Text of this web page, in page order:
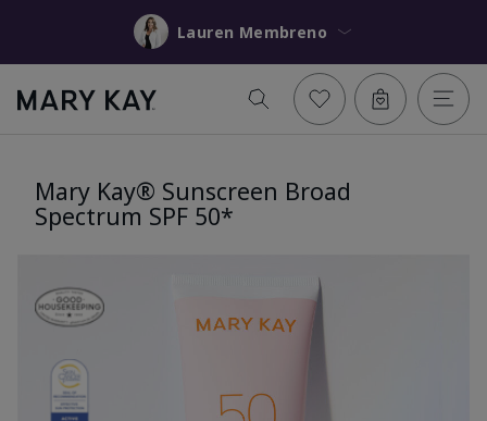
Lauren Membreno
Mary Kay® Sunscreen Broad
Spectrum SPF 50*